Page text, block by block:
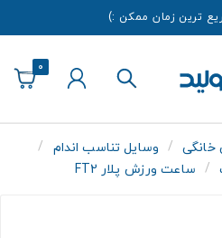
ترین زمان ممکن :)
0
خانگی
وسایل تناسب اندام
ساعت ورزش پلار FT2